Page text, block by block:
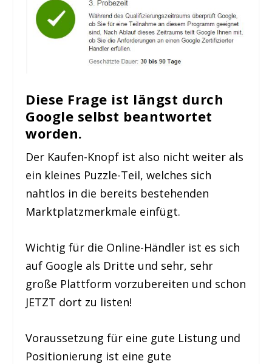
Diese Frage ist längst durch
Google selbst beantwortet
worden.
Der Kaufen-Knopf ist also nicht weiter als
ein kleines Puzzle-Teil, welches sich
nahtlos in die bereits bestehenden
Marktplatzmerkmale einfügt.
Wichtig für die Online-Händler ist es sich
auf Google als Dritte und sehr, sehr
große Plattform vorzubereiten und schon
JETZT dort zu listen!
Voraussetzung für eine gute Listung und
Positionierung ist eine gute